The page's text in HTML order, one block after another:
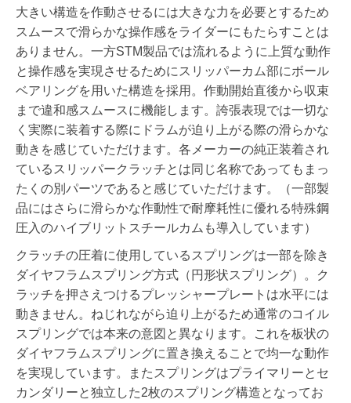
大きい構造を作動させるには大きな力を必要とするため
スムースで滑らかな操作感をライダーにもたらすことは
ありません。一方STM製品では流れるように上質な動作
と操作感を実現させるためにスリッパーカム部にボール
ベアリングを用いた構造を採用。作動開始直後から収束
まで違和感スムースに機能します。誇張表現では一切な
く実際に装着する際にドラムが迫り上がる際の滑らかな
動きを感じていただけます。各メーカーの純正装着され
ているスリッパークラッチとは同じ名称であってもまっ
たくの別パーツであると感じていただけます。（一部製
品にはさらに滑らかな作動性で耐摩耗性に優れる特殊鋼
圧入のハイブリットスチールカムも導入しています）
クラッチの圧着に使用しているスプリングは一部を除き
ダイヤフラムスプリング方式（円形状スプリング）。ク
ラッチを押さえつけるプレッシャープレートは水平には
動きません。ねじれながら迫り上がるため通常のコイル
スプリングでは本来の意図と異なります。これを板状の
ダイヤフラムスプリングに置き換えることで均一な動作
を実現しています。またスプリングはプライマリーとセ
カンダリーと独立した2枚のスプリング構造となってお